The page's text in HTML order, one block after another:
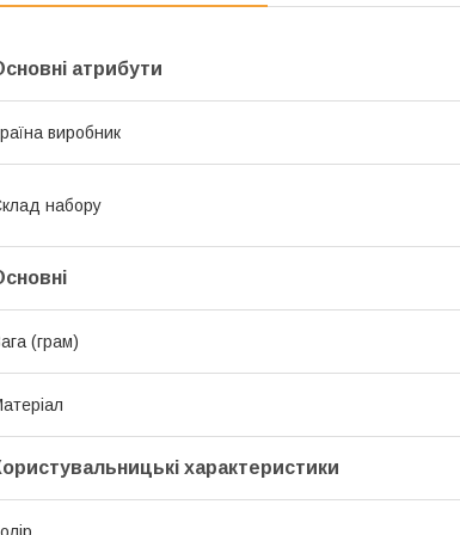
атрибути
виробник
набору
(грам)
характеристики